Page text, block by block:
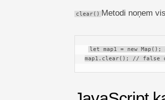
clear() Metodi noņem
let map1 = new
map1.clear(); // false